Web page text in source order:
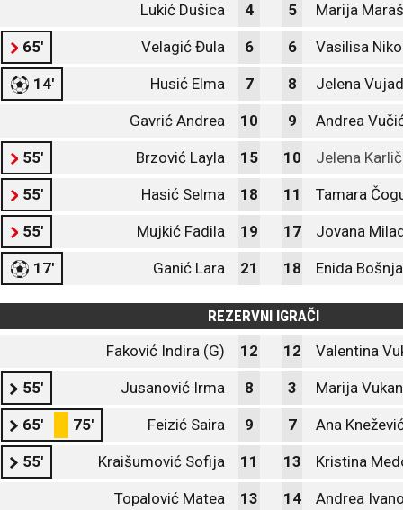
Lukić Dušica 4 5 Marija Maraš
65' Velagić Đula 6 6 Vasilisa
14' Husić Elma 7 8 Jelena
Gavrić Andrea 10 9 Andrea
55' Brzović Layla 15 10 Jelena
55' Hasić Selma 18 11 Tamara
55' Mujkić Fadila 19 17 Jovana
17' Ganić Lara 21 18 Enida
REZERVNI IGRAČI
Faković Indira (G)
12 12 Valentina
55' Jusanović Irma 8 3 Marija
65' 75' Feizić Saira 9 7 Ana
55' Kraišumović Sofija 11 13 Kristina
Topalović Matea 13 14 Andrea